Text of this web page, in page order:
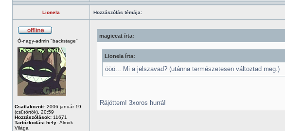
Lionela Hozzászólás témája:
Ó-nagy-admin "backstage"
Csatlakozott: 2006 január 19
(csütörtök), 20:59
Hozzászólások: 11671
Tartózkodási hely: Álmok
Világa
magiccat írta:
Lionela írta:
ööö... Mi a jelszavad? (utánna természetesen változtad meg.)
Rájöttem! 3xoros hurrá!